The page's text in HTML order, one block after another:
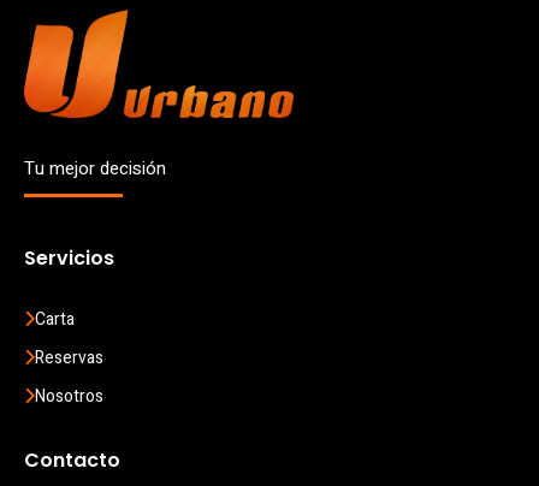
Tu mejor decisión
Servicios
Carta
Reservas
Nosotros
Contacto